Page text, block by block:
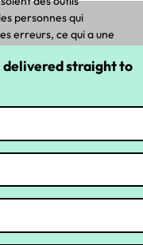
personnes qui
erreurs, ce qui a une
cela
et peut souvent
: adopter la
la
conformité salariale,
en matière de
plus fiable que jamais
delivered straight to